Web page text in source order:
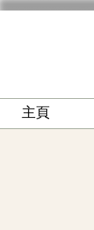
主頁